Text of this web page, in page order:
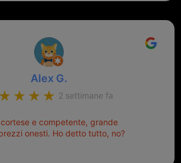
Alex G.
2 settimane fa
e competente, grande
onesti. Ho detto tutto, no?